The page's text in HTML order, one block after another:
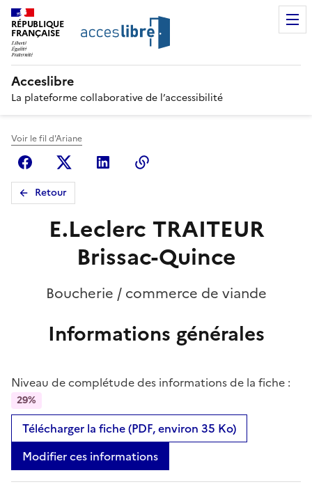
RÉPUBLIQUE
FRANÇAISE
Acceslibre
La plateforme collaborative de l’accessibilité
Voir le fil d'Ariane
FacebookX (anciennement Twitter)
Linkedin
Retour
E.Leclerc TRAITEUR
Brissac-Quince
Boucherie / commerce de viande
Informations générales
Niveau de complétude des informations de la fiche :
29%
Télécharger la fiche (PDF, environ 35 Ko)
Modifier ces informations